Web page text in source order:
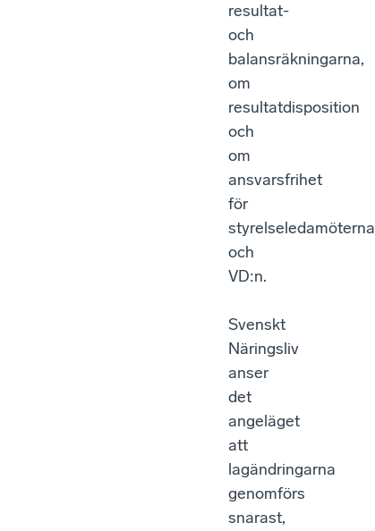
resultat-
och
balansräkningarna,
om
resultatdisposition
och
om
ansvarsfrihet
för
styrelseledamöterna
och
VD:n.
Svenskt
Näringsliv
anser
det
angeläget
att
lagändringarna
genomförs
snarast,